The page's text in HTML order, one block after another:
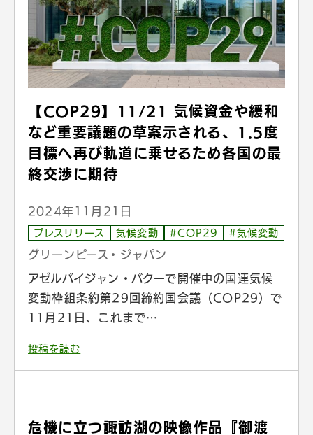
【COP29】11/21 気候資金や緩和
など重要議題の草案示される、1.5度
目標へ再び軌道に乗せるため各国の最
終交渉に期待
2024年11月21日
プレスリリース 気候変動 #COP29 #気候変動
グリーンピース・ジャパン
アゼルバイジャン・バクーで開催中の国連気候
変動枠組条約第29回締約国会議（COP29）で
11月21日、これまで…
投稿を読む
危機に立つ諏訪湖の映像作品『御渡